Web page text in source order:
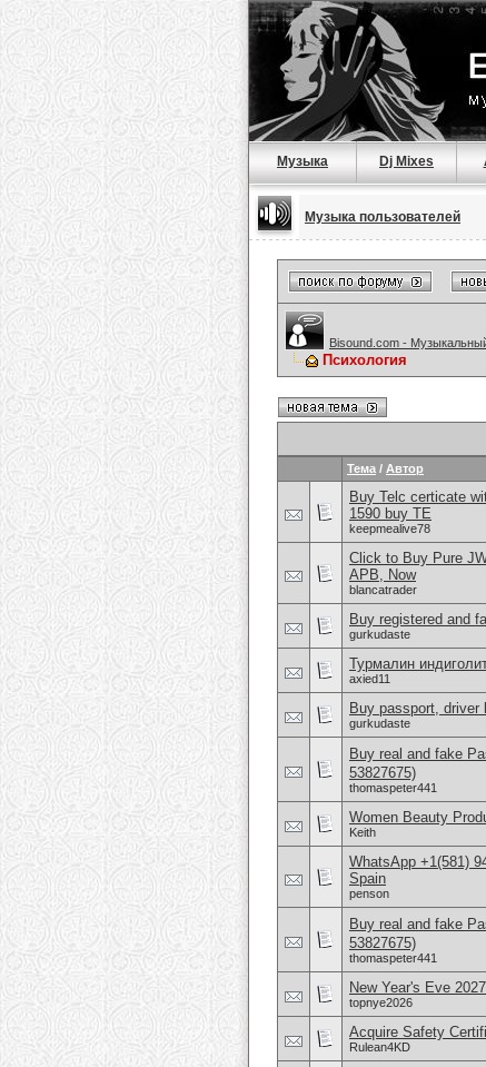
Музыка Dj Mixes
Музыка пользователей
Bisound.com -
Психология
Тема / Автор
Buy Telc certicate
1590 buy TE
keepmealive78
Click to Buy Pure
APB, Now
blancatrader
Buy registered and
gurkudaste
Турмалин
axied11
Buy passport,
gurkudaste
Buy real and fake
53827675)
thomaspeter441
Women Beauty
Keith
WhatsApp +1(581)
Spain
penson
Buy real and fake
53827675)
thomaspeter441
New Year's Eve
topnye2026
Acquire Safety
Rulean4KD